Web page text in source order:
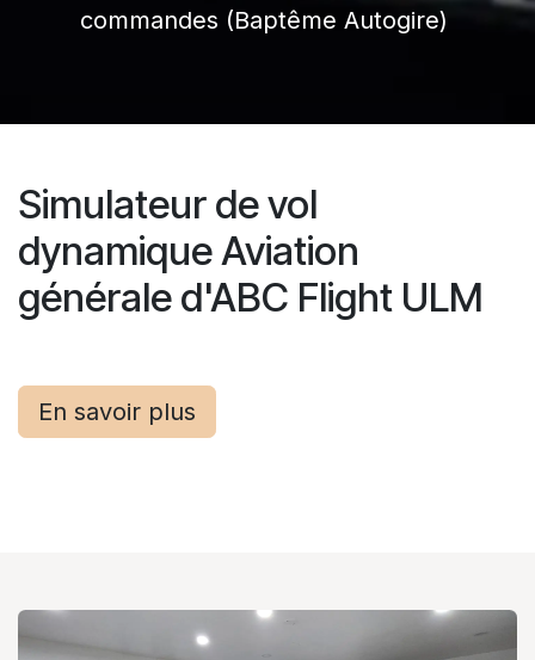
commandes (Baptême Autogire)
Simulateur de vol
dynamique Aviation
générale d'ABC Flight ULM
En savoir plus